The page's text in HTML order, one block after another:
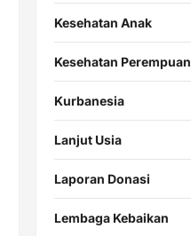
Kesehatan Anak
Kesehatan Perempuan
Kurbanesia
Lanjut Usia
Laporan Donasi
Lembaga Kebaikan